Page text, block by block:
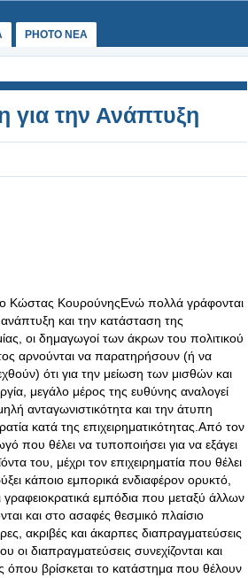
PHOTO NEA
την Ανάπτυξη
ο Κώστας ΚουρούνηςΕνώ πολλά γράφονται
ανάπτυξη και την κατάσταση της
οι δημαγωγοί των άκρων του πολιτικού
αρνούνται να παρατηρήσουν (ή να
ότι για την μείωση των μισθών και
μεγάλο μέρος της ευθύνης αναλογεί
ανταγωνιστικότητα και την άτυπη
κατά της επιχειρηματικότητας.Από τον
που θέλει να τυποποιήσει για να εξάγει
του, μέχρι τον επιχειρηματία που θέλει
κάποιο εμπορικά ενδιαφέρον ορυκτό,
γραφειοκρατικά εμπόδια που μεταξύ άλλων
και στο ασαφές θεσμικό πλαίσιο
ακριβές και άκαρπες διαπραγματεύσεις
διαπραγματεύσεις συνεχίζονται και
όπου βρίσκεται το κατάστημα που θέλουν